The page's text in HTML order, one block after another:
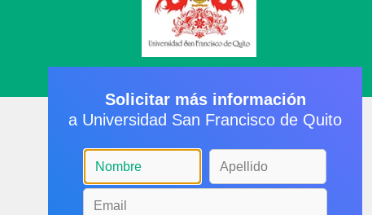
Solicitar más información
a Universidad San Francisco de Quito